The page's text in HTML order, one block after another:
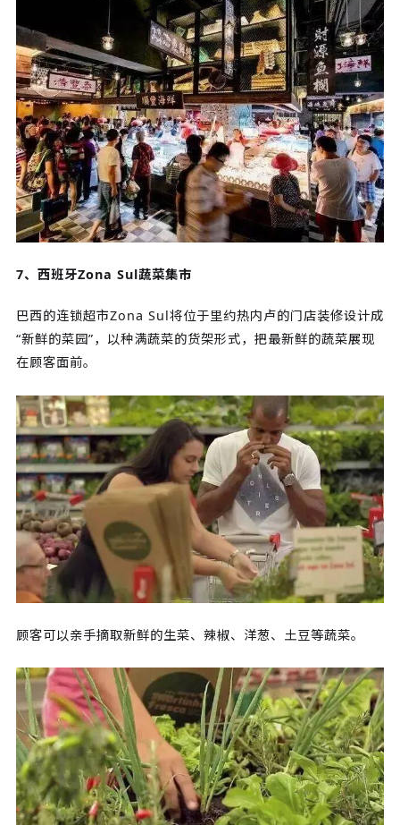
7、西班牙Zona Sul蔬菜集市
巴西的连锁超市Zona Sul将位于里约热内卢的门店装修设计成
“新鲜的菜园”，以种满蔬菜的货架形式，把最新鲜的蔬菜展现
在顾客面前。
顾客可以亲手摘取新鲜的生菜、辣椒、洋葱、土豆等蔬菜。